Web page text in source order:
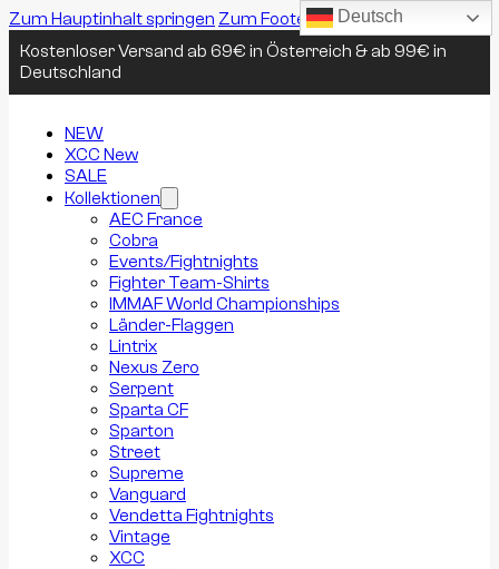
Zum Hauptinhalt springen Zum Footer springen
Kostenloser Versand ab 69€ in Österreich & ab 99€ in
Deutschland
NEW
XCC New
SALE
Kollektionen
AEC France
Cobra
Events/Fightnights
Fighter Team-Shirts
IMMAF World Championships
Länder-Flaggen
Lintrix
Nexus Zero
Serpent
Sparta CF
Sparton
Street
Supreme
Vanguard
Vendetta Fightnights
Vintage
XCC
Deutsch